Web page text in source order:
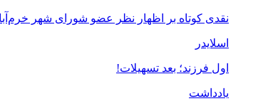
نقدی کوتاه بر اظهار نظر عضو شورای شهر
اسلایدر
اول فرزند؛ بعد تسهیلات!
یادداشت